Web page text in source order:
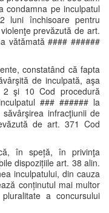
condamna pe inculpatul
luni închisoare pentru
prevăzută de art.
vătămată #### ######
constatând că fapta
de inculpată, aşa
şi 10 Cod procedură
### ###### la
infracţiunii de
de art. 371 Cod
în speță, în privinţa
dispozițiile art. 38 alin.
inculpatului, din cauza
conținutul mai multor
a concursului